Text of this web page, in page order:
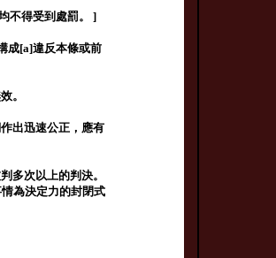
不得受到處罰。 ]
成[a]違反本條或前
。
出迅速公正，應有
多次以上的判決。
為決定力的封閉式